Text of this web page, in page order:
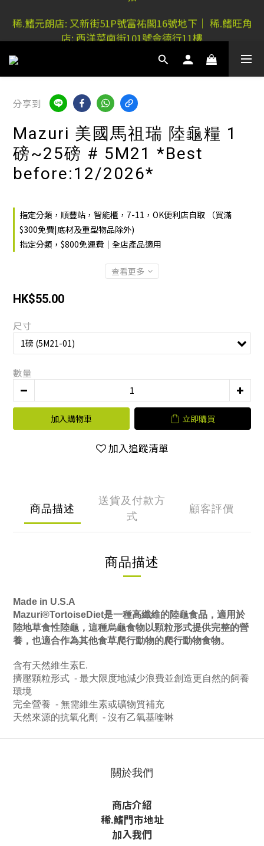
店: 西洋菜南街101號金德行11樓
稀.鰭元朗店: 又新街51P號富祐閣16號地下｜ 稀.鰭旺角
店: 西洋菜南街101號金德行11樓
分享到
Mazuri 美國馬祖瑞 陸龜糧 1
磅~25磅 # 5M21 *Best
before:12/2026*
指定分類，順豐站，智能櫃，7-11，OK便利店自取 （買滿
$300免費|底材及重型物品除外)
指定分類，$800免運費｜全店產品適用
查看更多
HK$55.00
尺寸
數量
加入購物車 立即購買
加入追蹤清單
商品描述
送貨及付款方
式
顧客評價
商品描述
Made in U.S.A
Mazuri®TortoiseDiet是一種高纖維的陸龜食品，適用於
陸地草食性陸龜，這種烏龜食物以顆粒形式提供完整的營
養，也適合作為其他食草爬行動物的爬行動物食物。
含有天然維生素E.
擠壓顆粒形式 - 最大限度地減少浪費並創造更自然的飼養
環境
完全營養 - 無需維生素或礦物質補充
天然來源的抗氧化劑 - 沒有乙氧基喹啉
關於我們
商店介紹
稀.鰭門市地址
加入我們